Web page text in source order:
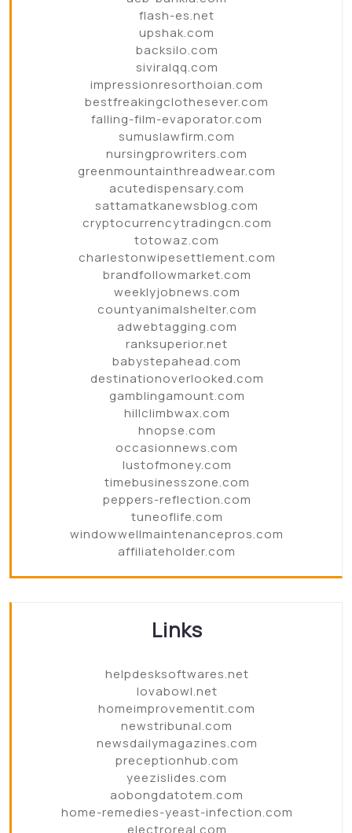
flash-es.net
upshak.com
backsilo.com
siviralqq.com
impressionresorthoian.com
bestfreakingclothesever.com
falling-film-evaporator.com
sumuslawfirm.com
nursingprowriters.com
greenmountainthreadwear.com
acutedispensary.com
sattamatkanewsblog.com
cryptocurrencytradingcn.com
totowaz.com
charlestonwipesettlement.com
brandfollowmarket.com
weeklyjobnews.com
countyanimalshelter.com
adwebtagging.com
ranksuperior.net
babystepahead.com
destinationoverlooked.com
gamblingamount.com
hillclimbwax.com
hnopse.com
occasionnews.com
lustofmoney.com
timebusinesszone.com
peppers-reflection.com
tuneoflife.com
windowwellmaintenancepros.com
affiliateholder.com
Links
helpdesksoftwares.net
lovabowl.net
homeimprovementit.com
newstribunal.com
newsdailymagazines.com
preceptionhub.com
yeezislides.com
aobongdatotem.com
home-remedies-yeast-infection.com
electroreal.com